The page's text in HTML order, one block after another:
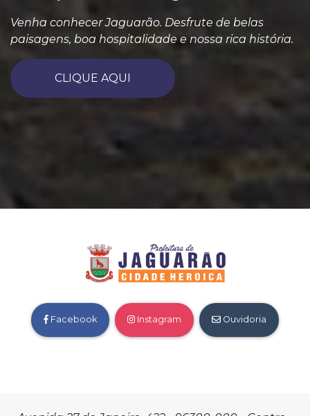
Venha conhecer Jaguarão. Desfrute de belas
paisagens, boa hospitalidade e nossa rica história.
CLIQUE AQUI
Facebook Instagram Ouvidoria